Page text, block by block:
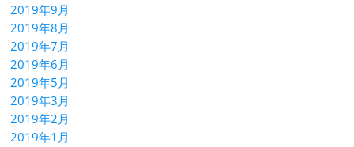
2019年9月
2019年8月
2019年7月
2019年6月
2019年5月
2019年3月
2019年2月
2019年1月